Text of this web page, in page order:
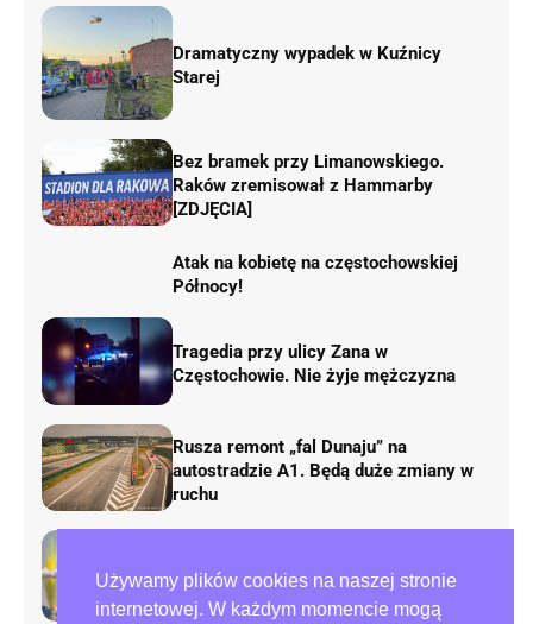
Używamy plików cookies na naszej stronie
internetowej. W każdym momencie mogą
Dramatyczny wypadek w Kuźnicy
Starej
Bez bramek przy Limanowskiego.
Raków zremisował z Hammarby
[ZDJĘCIA]
Atak na kobietę na częstochowskiej
Północy!
Tragedia przy ulicy Zana w
Częstochowie. Nie żyje mężczyzna
Rusza remont „fal Dunaju” na
autostradzie A1. Będą duże zmiany w
ruchu
AirShow Rudniki 2026. Dziś finał
pokazów lotniczych